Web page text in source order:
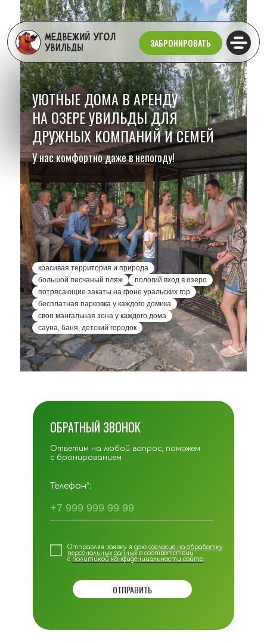
ЗАБРОНИРОВАТЬ
Телефон*:
ОТПРАВИТЬ
Отправляя заявку я даю согласие на обработку
персональных данных в соответствии
с политикой конфиденциальности сайта
Ответим на любой вопрос, поможем
с бронированием
ОБРАТНЫЙ ЗВОНОК
красивая территория и природа
большой песчаный пляж
пологий вход в озеро
потрясающие закаты на фоне уральских гор
бесплатная парковка у каждого домика
своя мангальная зона у каждого дома
сауна, баня, детский городок
УЮТНЫЕ ДОМА В АРЕНДУ
НАОЗЕРЕ УВИЛЬДЫ ДЛЯ
ДРУЖНЫХ КОМПАНИЙ И СЕМЕЙ
У нас комфортно даже в непогоду!